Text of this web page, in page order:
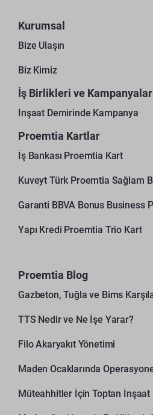
Kurumsal
Bize Ulaşın
Biz Kimiz
İş Birlikleri ve Kampanyalar
İnşaat Demirinde Kampanya
Proemtia Kartlar
İş Bankası Proemtia Kart
Kuveyt Türk Proemtia Sağlam
Garanti BBVA Bonus Business
Yapı Kredi Proemtia Trio Kart
Proemtia Blog
TTS Nedir ve Ne İşe Yarar?
Filo Akaryakıt Yönetimi